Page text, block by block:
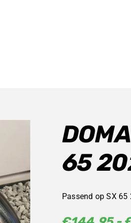
65
Passend op SX 65